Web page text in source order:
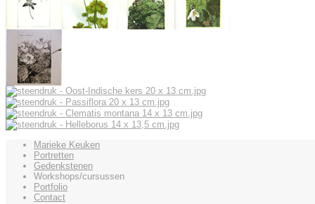
Marieke Keuken
Portretten
Gedenkstenen
Workshops/cursussen
Portfolio
Contact